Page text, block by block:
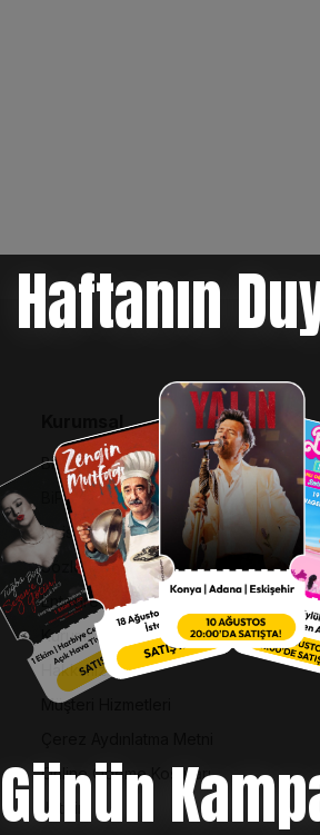
Haftanın
Günün
Kurumsal
Bilgi Toplumu Hizmetleri
BiPuan Kurallar & Koşullar
Kişisel Verilerin Korunması
Sözleşme ve Politikalar
Entegre Yönetim Sistemi Politikası
Kurumsal Kimlik
Hakkımızda
Müşteri Hizmetleri
Online Ödeme Koşulları
İletişim